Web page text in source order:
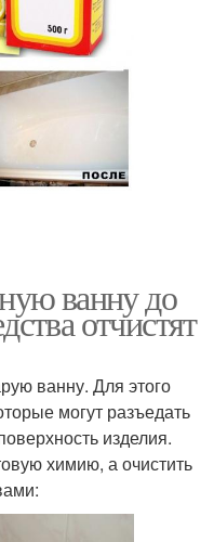
ванну до
отчистят
ванну. Для этого
могут разъедать
изделия.
химию, а очистить